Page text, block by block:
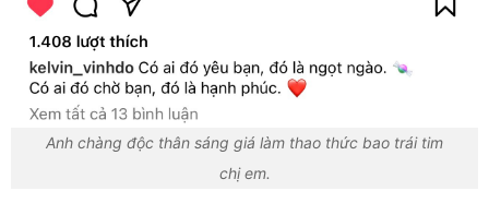
Anh chàng độc thân sáng giá làm thao thức bao trái tim
chị em.